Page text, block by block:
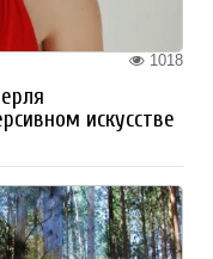
1018
искусстве